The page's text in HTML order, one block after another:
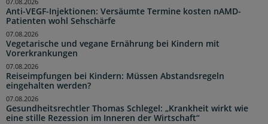
Anti-VEGF-Injektionen: Versäumte Termine kosten nAMD-
Patienten wohl Sehschärfe
07.08.2026
Vegetarische und vegane Ernährung bei Kindern mit
Vorerkrankungen
07.08.2026
Reiseimpfungen bei Kindern: Müssen Abstandsregeln
eingehalten werden?
07.08.2026
Gesundheitsrechtler Thomas Schlegel: „Krankheit wirkt wie
eine stille Rezession im Inneren der Wirtschaft“
07.08.2026